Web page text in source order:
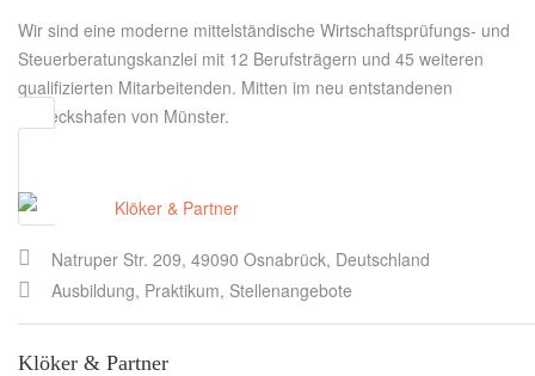
Wir sind eine moderne mittelständische Wirtschaftsprüfungs- und
Steuerberatungskanzlei mit 12 Berufsträgern und 45 weiteren
qualifizierten Mitarbeitenden. Mitten im neu entstandenen
Dreieckshafen von Münster.
Natruper Str. 209, 49090 Osnabrück, Deutschland
Ausbildung, Praktikum, Stellenangebote
Klöker & Partner